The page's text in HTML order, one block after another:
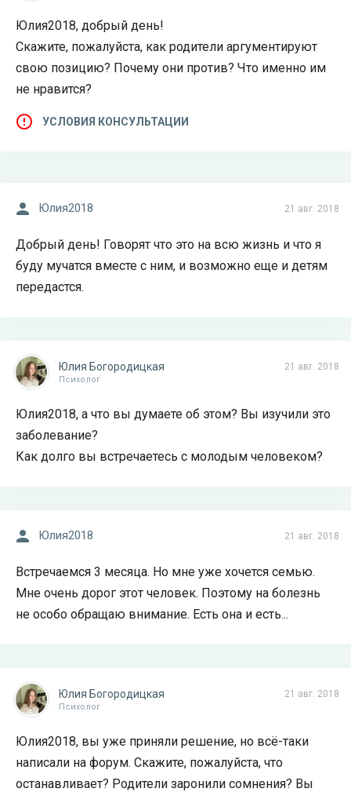
Юлия2018, добрый день!
Скажите, пожалуйста, как родители аргументируют
свою позицию? Почему они против? Что именно им
не нравится?
УСЛОВИЯ КОНСУЛЬТАЦИИ
21 авг. 2018
Юлия2018
Добрый день! Говорят что это на всю жизнь и что я
буду мучатся вместе с ним, и возможно еще и детям
передастся.
21 авг. 2018
Юлия Богородицкая
Психолог
Юлия2018, а что вы думаете об этом? Вы изучили это
заболевание?
Как долго вы встречаетесь с молодым человеком?
21 авг. 2018
Юлия2018
Встречаемся 3 месяца. Но мне уже хочется семью.
Мне очень дорог этот человек. Поэтому на болезнь
не особо обращаю внимание. Есть она и есть...
21 авг. 2018
Юлия Богородицкая
Психолог
Юлия2018, вы уже приняли решение, но всё-таки
написали на форум. Скажите, пожалуйста, что
останавливает? Родители заронили сомнения? Вы